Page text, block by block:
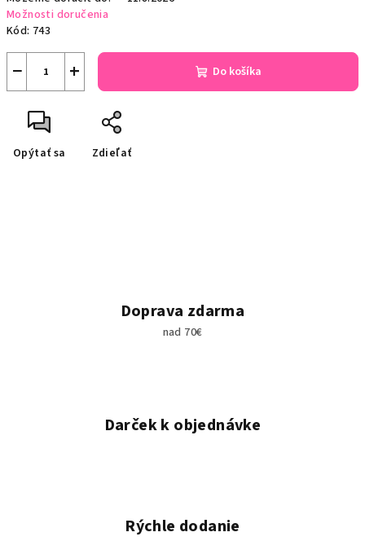
Možnosti doručenia
Kód: 743
+
− Do košíka
Opýtať sa Zdieľať
Doprava zdarma
nad 70€
Darček k objednávke
Rýchle dodanie